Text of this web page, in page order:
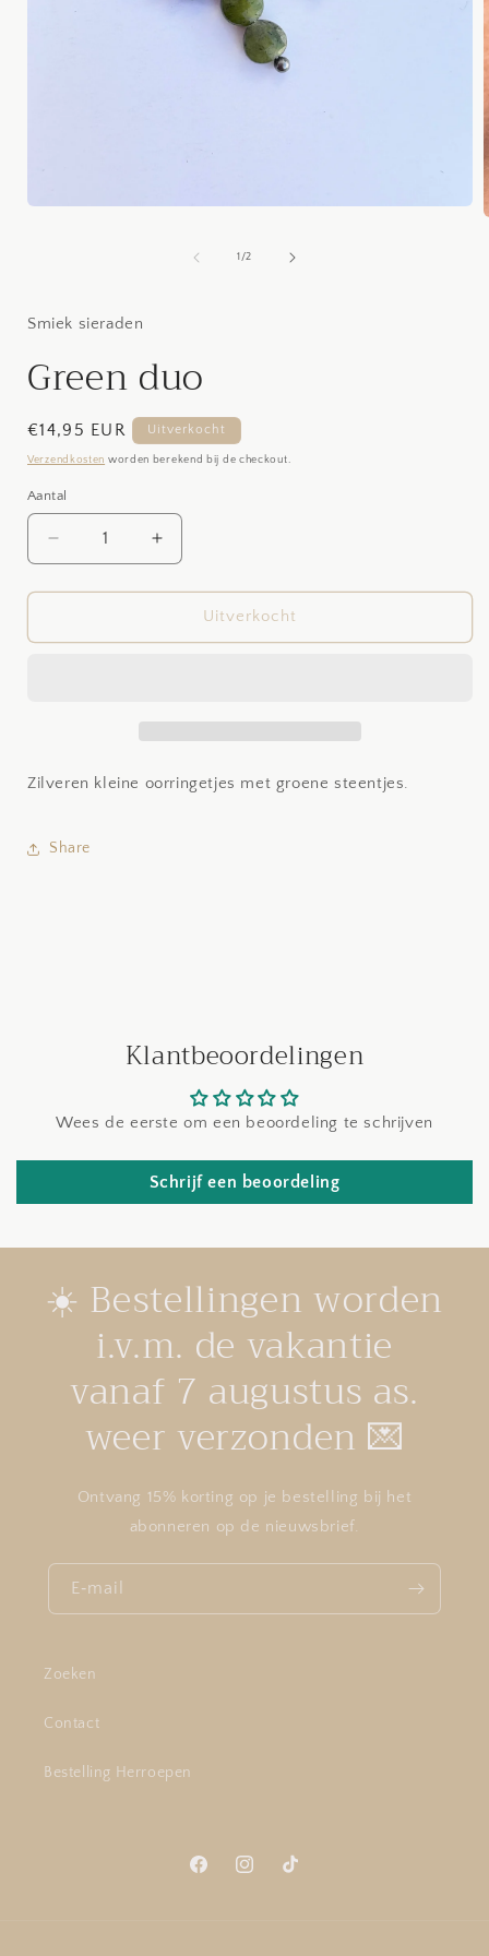
1 /van
2
Smiek sieraden
Green duo
Normale
prijs
€14,95 EUR Uitverkocht
Verzendkosten worden berekend bij de checkout.
Aantal
Aantal
Aantal
verlagen
voor
duo
Aantal
verhogen
voor
Green
duo
Uitverkocht
Zilveren kleine oorringetjes met groene steentjes.
Share
Klantbeoordelingen
Wees de eerste om een beoordeling te schrijven
Schrijf een beoordeling
☀️ Bestellingen worden
i.v.m. de vakantie
vanaf 7 augustus as.
weer verzonden 💌
Ontvang 15% korting op je bestelling bij het
abonneren op de nieuwsbrief.
E‑mail
Zoeken
Contact
Bestelling Herroepen
FacebookInstagramTikTok